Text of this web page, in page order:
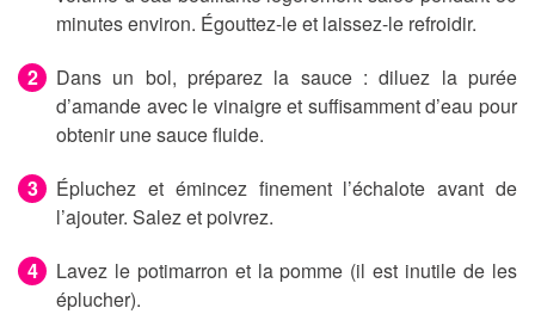
minutes environ. Égouttez-le et laissez-le refroidir.
Dans un bol, préparez la sauce : diluez la purée
d’amande avec le vinaigre et suffisamment d’eau pour
obtenir une sauce fluide.
Épluchez et émincez finement l’échalote avant de
l’ajouter. Salez et poivrez.
Lavez le potimarron et la pomme (il est inutile de les
éplucher).